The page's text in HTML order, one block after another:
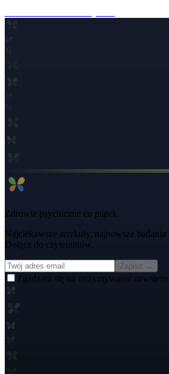
Zdrowie psychiczne co piątek
Najciekawsze artykuły, najnowsze
Dołącz do czytelników.
Zapisz →
Zgadzam się na otrzymywanie